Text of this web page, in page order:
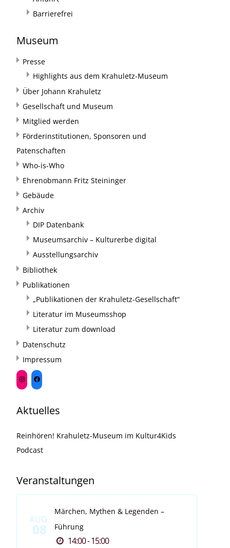
Barrierefrei
Museum
Presse
Highlights aus dem Krahuletz-Museum
Über Johann Krahuletz
Gesellschaft und Museum
Mitglied werden
Förderinstitutionen, Sponsoren und
Patenschaften
Who-is-Who
Ehrenobmann Fritz Steininger
Gebäude
Archiv
DIP Datenbank
Museumsarchiv – Kulturerbe digital
Ausstellungsarchiv
Bibliothek
Publikationen
„Publikationen der Krahuletz-Gesellschaft“
Literatur im Museumsshop
Literatur zum download
Datenschutz
Impressum
Aktuelles
Reinhören! Krahuletz-Museum im Kultur4Kids
Podcast
Veranstaltungen
AUG.
08
Märchen, Mythen & Legenden –
Führung
14:00 - 15:00